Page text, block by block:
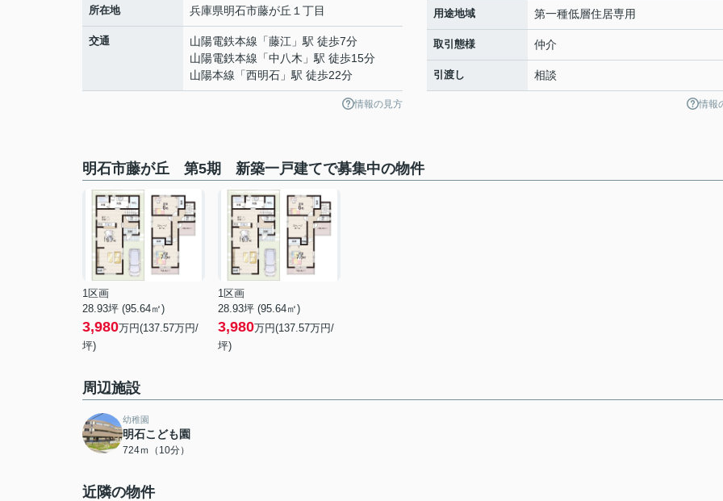
所在地 兵庫県明石市藤が丘 １丁目
交通 山陽電鉄本線 「藤江 」駅 徒歩7分
山陽電鉄本線 「中八木 」駅 徒歩15分
山陽本線 「西明石 」駅 徒歩22分
情報の見方
用途地域 第一種低層住居専用
取引態様 仲介
引渡し 相談
情報
明石市藤が丘 第5期 新築一戸建てで募集中の物件
1区画
28.93坪 (95.64㎡)
3,980万円(137.57万円/
坪)
1区画
28.93坪 (95.64㎡)
3,980万円(137.57万円/
坪)
周辺施設
幼稚園
明石こども園
724ｍ（10分）
近隣の物件